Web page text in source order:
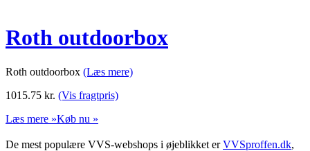
Roth outdoorbox
Roth outdoorbox (Læs mere)
1015.75 kr. (Vis fragtpris)
Læs mere »Køb nu »
De mest populære VVS-webshops i øjeblikket erVVSproffen.dk,